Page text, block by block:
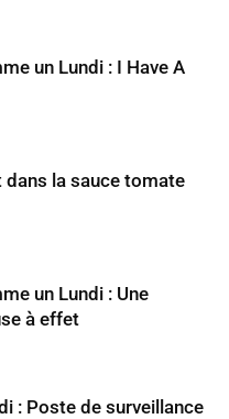
un Lundi : I Have A
dans la sauce tomate
un Lundi : Une
à effet
: Poste de surveillance